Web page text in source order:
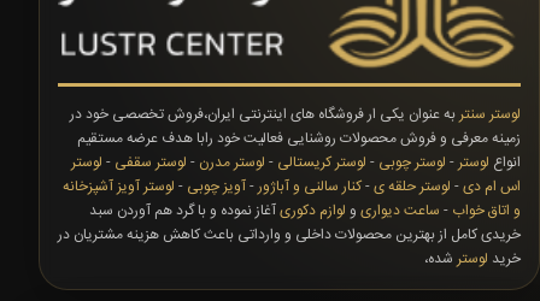
لوستر سنتر به عنوان یکی ار فروشگاه های اینترنتی ایران،فروش تخصصی خود در
زمینه معرفی و فروش محصولات روشنایی فعالیت خود رابا هدف عرضه مستقیم
انواع لوستر - لوستر چوبی - لوستر کریستالی - لوستر مدرن - لوستر سقفی - لوستر
اس ام دی- لوستر حلقه ی-کنار سالنی و آباژور-آویز چوبی - لوستر آویز آشپزخانه
و اتاق خواب - ساعت دیواری و لوازم دکوریآغاز نموده و با گرد هم آوردن سبد
خریدی کامل از بهترین محصولات داخلی و وارداتی باعث کاهش هزینه مشتریان در
خرید لوستر شده،